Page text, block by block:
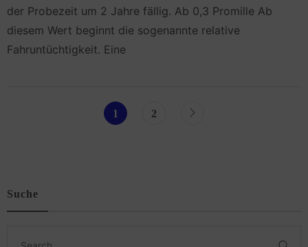
der Probezeit um 2 Jahre fällig. Ab 0,3 Promille Ab
diesem Wert beginnt die sogenannte relative
Fahruntüchtigkeit. Eine
1 2
Suche